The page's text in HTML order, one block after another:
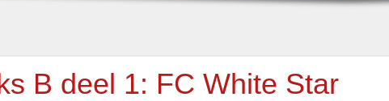
B deel 1: FC White Star